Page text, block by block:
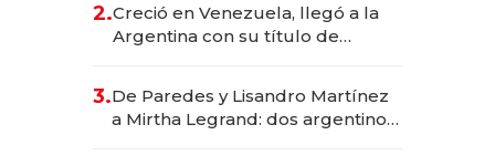
2.Creció en Venezuela, llegó a la
Argentina con su título de
las marcas "fast premium"
3.De Paredes y Lisandro Martínez
a Mirtha Legrand: dos argentinos